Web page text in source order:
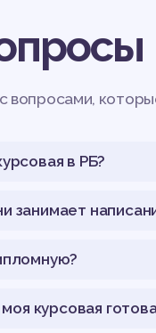
вопросами,
в РБ?
занимает
курсовая